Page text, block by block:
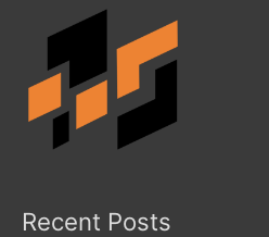
Recent Posts